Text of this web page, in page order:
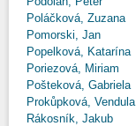
Poláčková, Zuzana
Pomorski, Jan
Popelková, Katarína
Poriezová, Miriam
Pošteková, Gabriela
Prokůpková, Vendula
Rákosník, Jakub